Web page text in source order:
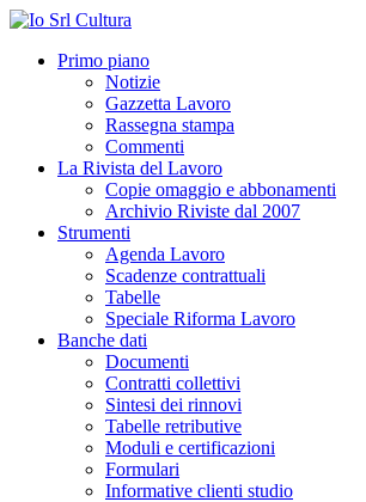
Primo piano
Notizie
Gazzetta Lavoro
Rassegna stampa
Commenti
La Rivista del Lavoro
Copie omaggio e abbonamenti
Archivio Riviste dal 2007
Strumenti
Agenda Lavoro
Scadenze contrattuali
Tabelle
Speciale Riforma Lavoro
Banche dati
Documenti
Contratti collettivi
Sintesi dei rinnovi
Tabelle retributive
Moduli e certificazioni
Formulari
Informative clienti studio